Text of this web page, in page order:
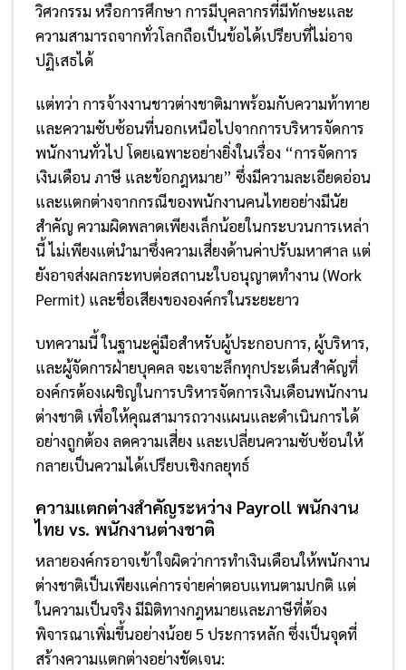
วิศวกรรม หรือการศึกษา การมีบุคลากรที่มีทักษะและ
ความสามารถจากทั่วโลกถือเป็นข้อได้เปรียบที่ไม่อาจ
ปฏิเสธได้
แต่ทว่า การจ้างงานชาวต่างชาติมาพร้อมกับความท้าทาย
และความซับซ้อนที่นอกเหนือไปจากการบริหารจัดการ
พนักงานทั่วไป โดยเฉพาะอย่างยิ่งในเรื่อง “การจัดการ
เงินเดือน ภาษี และข้อกฎหมาย” ซึ่งมีความละเอียดอ่อน
และแตกต่างจากกรณีของพนักงานคนไทยอย่างมีนัย
สำคัญ ความผิดพลาดเพียงเล็กน้อยในกระบวนการเหล่า
นี้ ไม่เพียงแต่นำมาซึ่งความเสี่ยงด้านค่าปรับมหาศาล แต่
ยังอาจส่งผลกระทบต่อสถานะใบอนุญาตทำงาน (Work
Permit) และชื่อเสียงขององค์กรในระยะยาว
บทความนี้ ในฐานะคู่มือสำหรับผู้ประกอบการ, ผู้บริหาร,
และผู้จัดการฝ่ายบุคคล จะเจาะลึกทุกประเด็นสำคัญที่
องค์กรต้องเผชิญในการบริหารจัดการเงินเดือนพนักงาน
ต่างชาติ เพื่อให้คุณสามารถวางแผนและดำเนินการได้
อย่างถูกต้อง ลดความเสี่ยง และเปลี่ยนความซับซ้อนให้
กลายเป็นความได้เปรียบเชิงกลยุทธ์
ความแตกต่างสำคัญระหว่าง Payroll พนักงาน
ไทย vs. พนักงานต่างชาติ
หลายองค์กรอาจเข้าใจผิดว่าการทำเงินเดือนให้พนักงาน
ต่างชาติเป็นเพียงแค่การจ่ายค่าตอบแทนตามปกติ แต่
ในความเป็นจริง มีมิติทางกฎหมายและภาษีที่ต้อง
พิจารณาเพิ่มขึ้นอย่างน้อย 5 ประการหลัก ซึ่งเป็นจุดที่
สร้างความแตกต่างอย่างชัดเจน: